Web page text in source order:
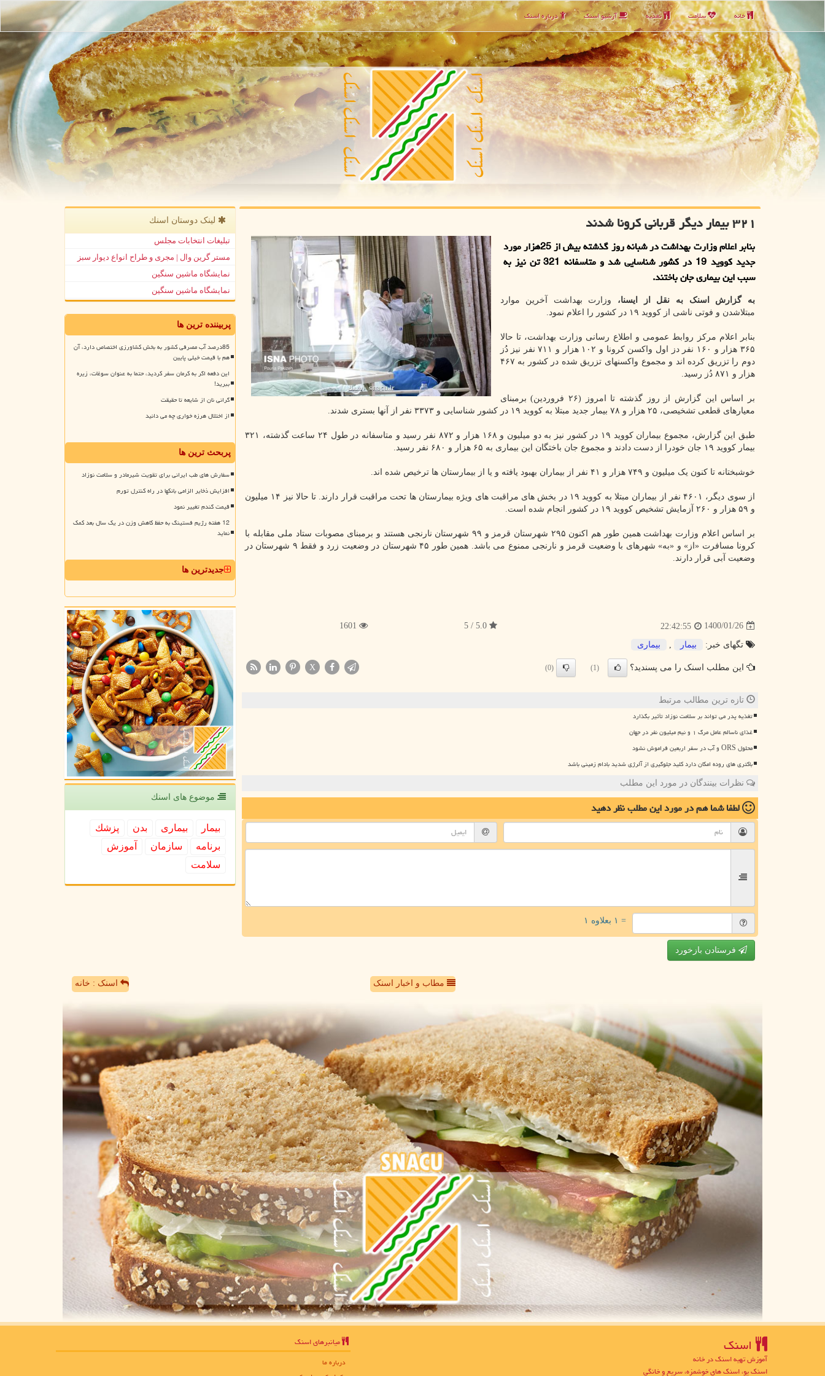
خانه سلامت تغذیه آرشیو اسنك درباره اسنك
۳۲۱ بیمار دیگر قربانی كرونا شدند
بنابر اعلام وزارت بهداشت در شبانه روز گذشته بیش از 25هزار مورد
جدید کووید 19 در کشور شناسایی شد و متاسفانه 321 تن نیز به
سبب این بیماری جان باختند.
به گزارش اسنک به نقل از ایسنا، وزارت بهداشت آخرین موارد
مبتلاشدن و فوتی ناشی از کووید ۱۹ در کشور را اعلام نمود.
بنابر اعلام مرکز روابط عمومی و اطلاع رسانی وزارت بهداشت، تا حالا
۳۶۵ هزار و ۱۶۰ نفر دز اول واکسن کرونا و ۱۰۲ هزار و ۷۱۱ نفر نیز دُز
دوم را تزریق کرده اند و مجموع واکسنهای تزریق شده در کشور به ۴۶۷
هزار و ۸۷۱ دُز رسید.
بر اساس این گزارش از روز گذشته تا امروز (۲۶ فروردین) برمبنای
معیارهای قطعی تشخیصی، ۲۵ هزار و ۷۸ بیمار جدید مبتلا به کووید ۱۹ در کشور شناسایی و ۳۳۷۳ نفر از آنها بستری شدند.
طبق این گزارش، مجموع بیماران کووید ۱۹ در کشور نیز به دو میلیون و ۱۶۸ هزار و ۸۷۲ نفر رسید و متاسفانه در طول ۲۴ ساعت گذشته، ۳۲۱
بیمار کووید ۱۹ جان خودرا از دست دادند و مجموع جان باختگان این بیماری به ۶۵ هزار و ۶۸۰ نفر رسید.
خوشبختانه تا کنون یک میلیون و ۷۴۹ هزار و ۴۱ نفر از بیماران بهبود یافته و یا از بیمارستان ها ترخیص شده اند.
از سوی دیگر، ۴۶۰۱ نفر از بیماران مبتلا به کووید ۱۹ در بخش های مراقبت های ویژه بیمارستان ها تحت مراقبت قرار دارند. تا حالا نیز ۱۴ میلیون
و ۵۹ هزار و ۲۶۰ آزمایش تشخیص کووید ۱۹ در کشور انجام شده است.
بر اساس اعلام وزارت بهداشت همین طور هم اکنون ۲۹۵ شهرستان قرمز و ۹۹ شهرستان نارنجی هستند و برمبنای مصوبات ستاد ملی مقابله با
کرونا مسافرت «از» و «به» شهرهای با وضعیت قرمز و نارنجی ممنوع می باشد. همین طور ۴۵ شهرستان در وضعیت زرد و فقط ۹ شهرستان در
وضعیت آبی قرار دارند.
1400/01/26
22:42:55
5.0 / 5
1601
تگهای خبر: بیمار بیماری
این مطلب اسنک را می پسندید؟ (1)
(0)
X
تازه ترین مطالب مرتبط
تغذیه پدر می تواند بر سلامت نوزاد تأثیر بگذارد
غذای ناسالم عامل مرگ ۱ و نیم میلیون نفر در جهان
محلول ORS و آب در سفر اربعین فراموش نشود
باکتری های روده امکان دارد کلید جلوگیری از آلرژی شدید بادام زمینی باشد
نظرات بینندگان در مورد این مطلب
لطفا شما همدر مورد این مطلبنظر دهید
= ۱ بعلاوه ۱
فرستادن بازخورد
لینک دوستان اسنك
تبلیغات انتخابات مجلس
مستر گرین وال | مجری و طراح انواع دیوار سبز
نمایشگاه ماشین سنگین
نمایشگاه ماشین سنگین
پربیننده ترین ها
85درصد آب مصرفی کشور به بخش کشاورزی اختصاص دارد، آن
هم با قیمت خیلی پایین
این دفعه اگر به کرمان سفر کردید، حتما به عنوان سوغات، زیره
ببرید!
گرانی نان از شایعه تا حقیقت
از اختلال هرزه خواری چه می دانید
پربحث ترین ها
سفارش های طب ایرانی برای تقویت شیرمادر و سلامت نوزاد
افزایش ذخایر الزامی بانکها در راه کنترل تورم
قیمت گندم تغییر نمود
12 هفته رژیم فستینگ به حفظ کاهش وزن در یک سال بعد کمک
نماید
جدیدترین ها
موضوع های اسنك
بیمار بیماری بدن
پزشك
برنامه
سازمان
آموزش
سلامت
مطاب و اخبار اسنک اسنک : خانه
اسنك
آموزش تهیه اسنک در خانه
اسنک یو، اسنک های خوشمزه، سریع و خانگی
میانبرهای اسنك
درباره ما